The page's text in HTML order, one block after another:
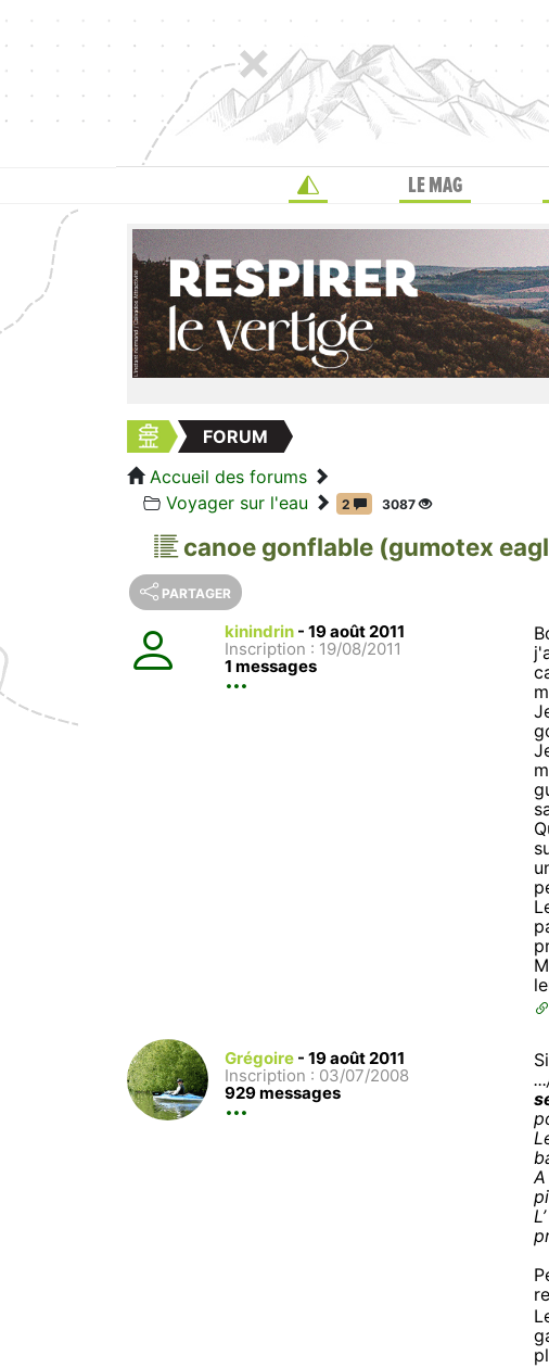
LE MAG
FORUM
Accueil des forums
Voyager sur l'eau
2 3087
canoe gonflable (gumotex
PARTAGER
kinindrin - 19 août 2011
Inscription : 19/08/2011
1 messages
Grégoire - 19 août 2011
Inscription : 03/07/2008
929 messages